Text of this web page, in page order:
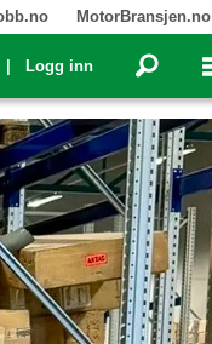
MotorBransjen.no
Logg inn